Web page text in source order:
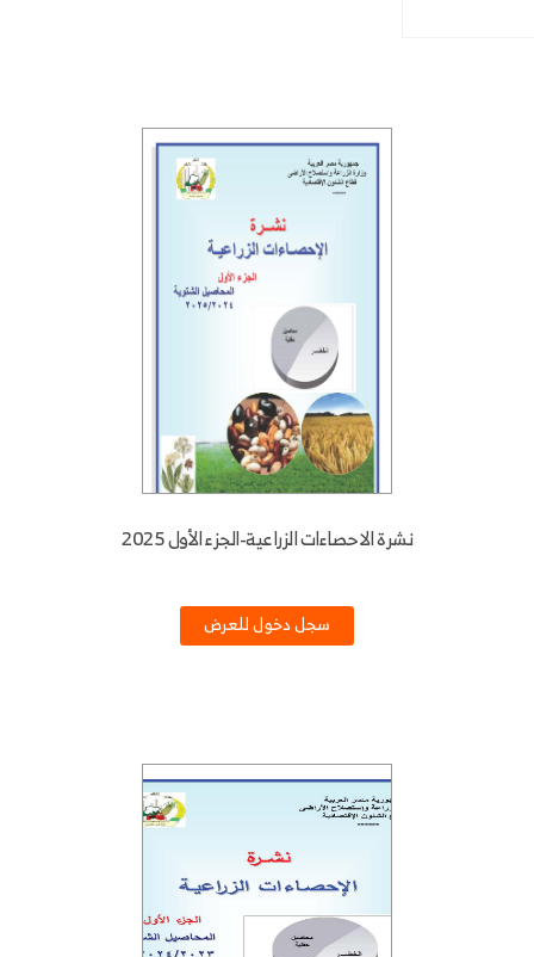
نشرة الاحصاءات الزراعية-الجزء الأول 2025
سجل دخول للعرض